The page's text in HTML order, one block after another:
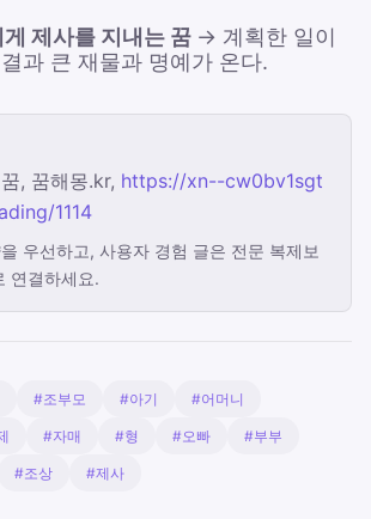
제사를 지내는 꿈 → 계획한 일이
과 큰 재물과 명예가 온다.
, 꿈해몽.kr, https://xn--cw0bv1sgt
1114
우선하고, 사용자 경험 글은 전문 복제보
연결하세요.
#조부모 #아기 #어머니
#자매 #형 #오빠 #부부
#조상 #제사